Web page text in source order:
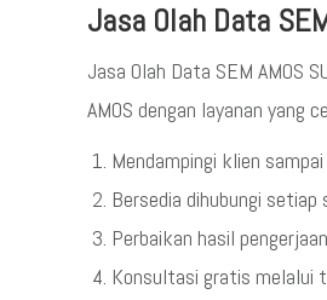
Jasa Olah Data
Jasa Olah Data SEM AMOS
AMOS dengan layanan yang
Mendampingi klien
Bersedia dihubungi
Perbaikan hasil
Konsultasi gratis melalui